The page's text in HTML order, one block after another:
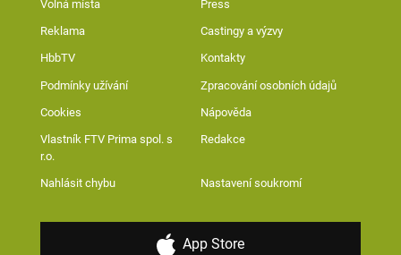
Volná místa Press
Reklama Castingy a výzvy
HbbTV Kontakty
Podmínky užívání Zpracování osobních údajů
Cookies Nápověda
Vlastník FTV Prima spol. s
r.o.
Redakce
Nahlásit chybu Nastavení soukromí
App Store